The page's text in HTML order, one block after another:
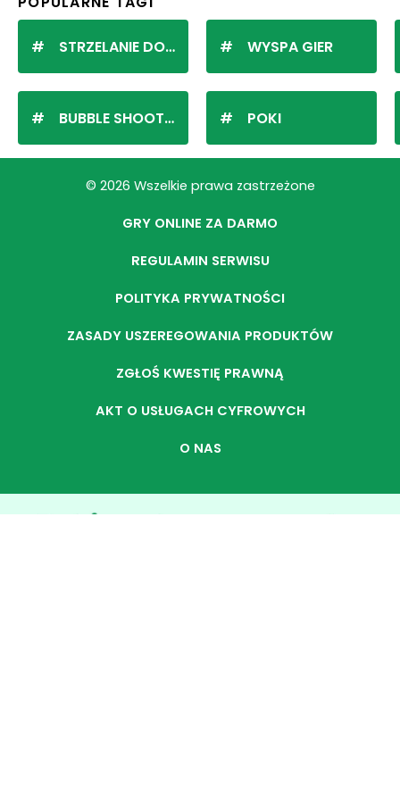
STRZELANIE DO KULEK
BUBBLE SHOOTER
WYSPA GIER
POKI
© 2026 Wszelkie prawa zastrzeżone
GRY ONLINE ZA DARMO
REGULAMIN SERWISU
POLITYKA PRYWATNOŚCI
ZASADY USZEREGOWANIA PRODUKTÓW
ZGŁOŚ KWESTIĘ PRAWNĄ
AKT O USŁUGACH CYFROWYCH
O NAS